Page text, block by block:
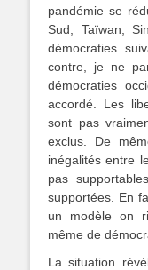
pandémie se
Sud, Taïwan,
démocraties
contre, je ne
démocraties
accordé. Les
sont pas
exclus. De
inégalités entre
pas
supportées. En
un modèle on
même de
La situation